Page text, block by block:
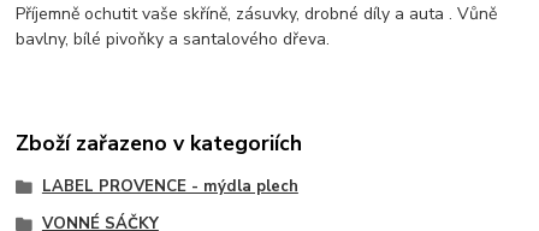
Příjemně ochutit vaše skříně, zásuvky, drobné díly a auta . Vůně
bavlny, bílé pivoňky a santalového dřeva.
Zboží zařazeno v kategoriích
LABEL PROVENCE - mýdla plech
VONNÉ SÁČKY